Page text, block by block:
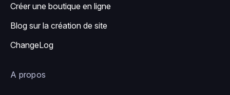
Créer une boutique en ligne
Blog sur la création de site
ChangeLog
A propos